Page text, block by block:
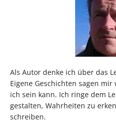
Als Autor denke ich über das
Eigene Geschichten sagen
ich sein kann. Ich ringe dem
gestalten, Wahrheiten zu
schreiben.